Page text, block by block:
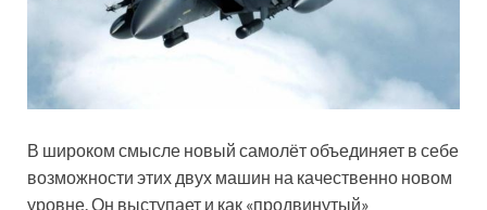
В широком смысле новый самолёт объединяет в себе
возможности этих двух машин на качественно новом
уровне. Он выступает и как «продвинутый»